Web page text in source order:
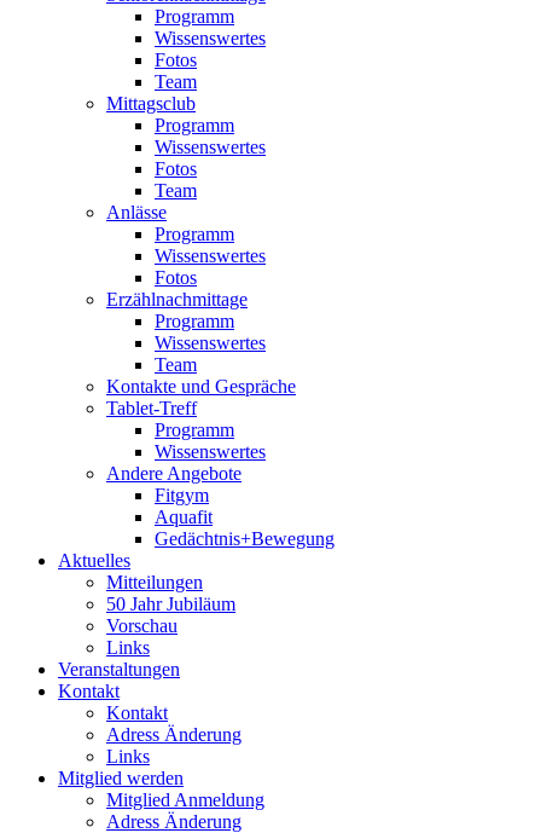
Programm
Wissenswertes
Fotos
Team
Mittagsclub
Programm
Wissenswertes
Fotos
Team
Anlässe
Programm
Wissenswertes
Fotos
Erzählnachmittage
Programm
Wissenswertes
Team
Kontakte und Gespräche
Tablet-Treff
Programm
Wissenswertes
Andere Angebote
Fitgym
Aquafit
Gedächtnis+Bewegung
Aktuelles
Mitteilungen
50 Jahr Jubiläum
Vorschau
Links
Veranstaltungen
Kontakt
Kontakt
Adress Änderung
Links
Mitglied werden
Mitglied Anmeldung
Adress Änderung